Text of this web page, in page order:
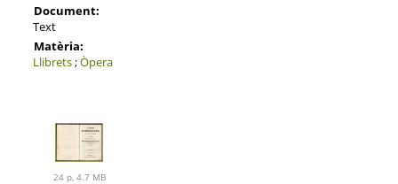
Document:
Text
Matèria:
Llibrets;Òpera
24 p, 4.7 MB